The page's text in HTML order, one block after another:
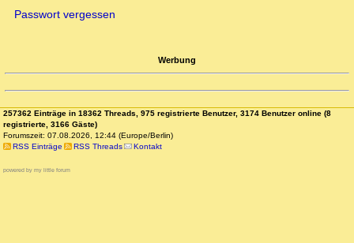
Passwort vergessen
Werbung
257362 Einträge in 18362 Threads, 975 registrierte Benutzer, 3174 Benutzer online (8
registrierte, 3166 Gäste)
Forumszeit: 07.08.2026, 12:44 (Europe/Berlin)
RSS Einträge
RSS Threads Kontakt
powered by my little forum